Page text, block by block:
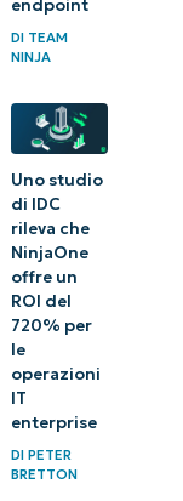
endpoint
DITEAM
NINJA
Uno studio
di IDC
rileva che
NinjaOne
offre un
ROI del
720% per
le
operazioni
IT
enterprise
DIPETER
BRETTON